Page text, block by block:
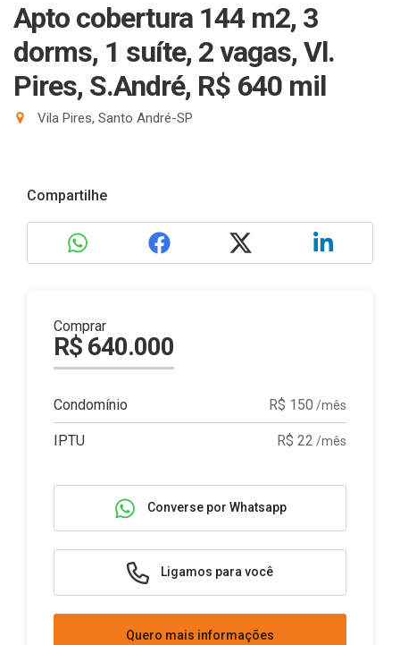
Apto cobertura 144 m2, 3
dorms, 1 suíte, 2 vagas, Vl.
Pires, S.André, R$ 640 mil
Vila Pires, Santo André-SP
Compartilhe
Comprar
R$ 640.000
Condomínio R$ 150 /mês
IPTU R$ 22 /mês
Converse por Whatsapp
Ligamos para você
Quero mais informações